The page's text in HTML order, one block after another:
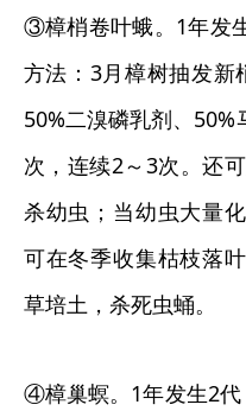
③樟梢卷叶蛾。1年发
方法：3月樟树抽发新
50%二溴磷乳剂、
次，连续2～3次。还
杀幼虫；当幼虫大量
可在冬季收集枯枝落
草培土，杀死虫蛹。
④樟巢螟。1年发生2代